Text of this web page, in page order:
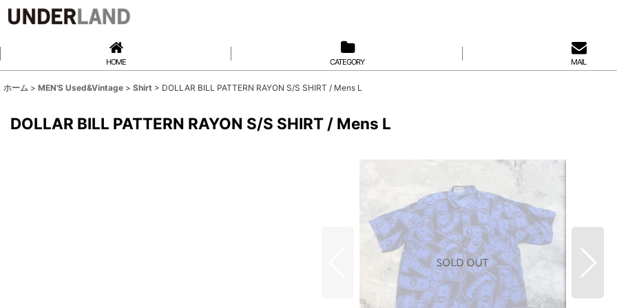
HOME CATEGORY MAIL
ホーム > MEN'S Used&Vintage > Shirt > DOLLAR BILL PATTERN RAYON S/S SHIRT / Mens L
DOLLAR BILL PATTERN RAYON S/S SHIRT / Mens L